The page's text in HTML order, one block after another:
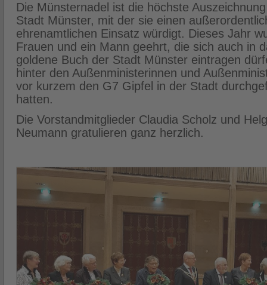
Die Münsternadel ist die höchste
Stadt Münster, mit der sie einen
ehrenamtlichen Einsatz würdigt. Dieses Jahr
Frauen und ein Mann geehrt, die sich auch in
goldene Buch der Stadt Münster eintragen
hinter den Außenministerinnen und
vor kurzem den G7 Gipfel in der Stadt
hatten.
Die Vorstandmitglieder Claudia Scholz und
Neumann gratulieren ganz herzlich.